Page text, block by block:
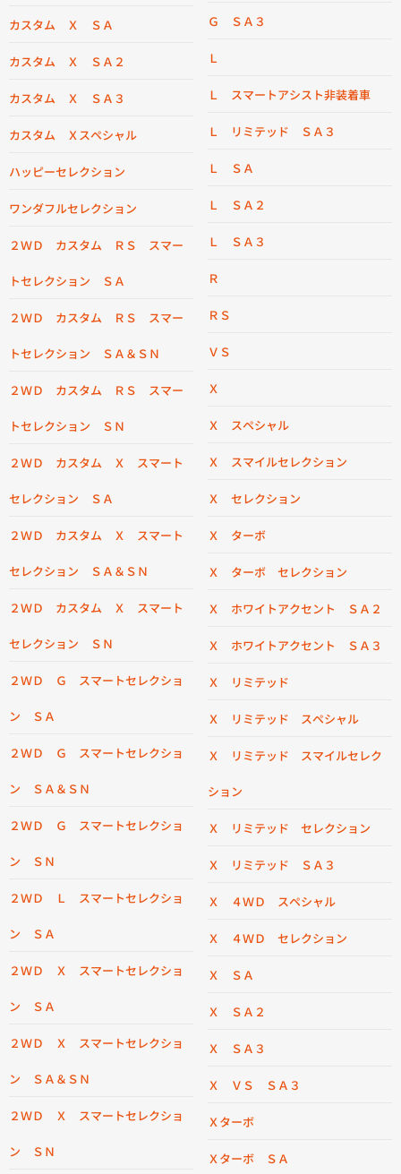
カスタム Ｘ ＳＡ
カスタム Ｘ ＳＡ２
カスタム Ｘ ＳＡ３
カスタム Ｘスペシャル
ハッピーセレクション
ワンダフルセレクション
２ＷＤ カスタム ＲＳ スマー
トセレクション ＳＡ
２ＷＤ カスタム ＲＳ スマー
トセレクション ＳＡ＆ＳＮ
２ＷＤ カスタム ＲＳ スマー
トセレクション ＳＮ
２ＷＤ カスタム Ｘ スマート
セレクション ＳＡ
２ＷＤ カスタム Ｘ スマート
セレクション ＳＡ＆ＳＮ
２ＷＤ カスタム Ｘ スマート
セレクション ＳＮ
２ＷＤ Ｇ スマートセレクショ
ン ＳＡ
２ＷＤ Ｇ スマートセレクショ
ン ＳＡ＆ＳＮ
２ＷＤ Ｇ スマートセレクショ
ン ＳＮ
２ＷＤ Ｌ スマートセレクショ
ン ＳＡ
２ＷＤ Ｘ スマートセレクショ
ン ＳＡ
２ＷＤ Ｘ スマートセレクショ
ン ＳＡ＆ＳＮ
２ＷＤ Ｘ スマートセレクショ
ン ＳＮ
Ｇ ＳＡ３
Ｌ
Ｌ スマートアシスト非装着車
Ｌ リミテッド ＳＡ３
Ｌ ＳＡ
Ｌ ＳＡ２
Ｌ ＳＡ３
Ｒ
ＲＳ
ＶＳ
Ｘ
Ｘ スペシャル
Ｘ スマイルセレクション
Ｘ セレクション
Ｘ ターボ
Ｘ ターボ セレクション
Ｘ ホワイトアクセント ＳＡ２
Ｘ ホワイトアクセント ＳＡ３
Ｘ リミテッド
Ｘ リミテッド スペシャル
Ｘ リミテッド スマイルセレク
ション
Ｘ リミテッド セレクション
Ｘ リミテッド ＳＡ３
Ｘ ４ＷＤ スペシャル
Ｘ ４ＷＤ セレクション
Ｘ ＳＡ
Ｘ ＳＡ２
Ｘ ＳＡ３
Ｘ ＶＳ ＳＡ３
Ｘターボ
Ｘターボ ＳＡ